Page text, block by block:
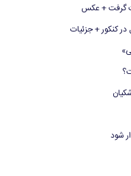
گرفت + عکس
در کنکور + جزئیات
شود